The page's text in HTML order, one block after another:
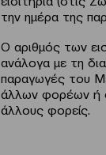
την ημέρα της
Ο αριθμός των
ανάλογα με τη
παραγωγές του
άλλων φορέων ή
άλλους φορείς.